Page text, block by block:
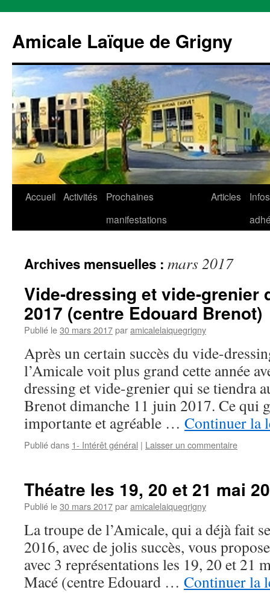
contenu
Amicale Laïque de Grigny
Accueil Activités
Prochaines
manifestations
Articles
Infos
Archives mensuelles : mars 2017
Vide-dressing et vide-grenier
2017 (centre Edouard Brenot)
Publié le30 mars 2017paramicalelaiquegrigny
Après un certain succès du vide-
l’Amicale voit plus grand cette année
dressing et vide-grenier qui se tiendra
Brenot dimanche 11 juin 2017. Ce qui
importante et agréable … Continuer la
Publié dans 1- Intérêt général | Laisser un commentaire
Théatre les 19, 20 et 21 mai
Publié le30 mars 2017paramicalelaiquegrigny
La troupe de l’Amicale, qui a déjà fait
2016, avec de jolis succès, vous
avec 3 représentations les 19, 20 et 21
Macé (centre Edouard … Continuer la